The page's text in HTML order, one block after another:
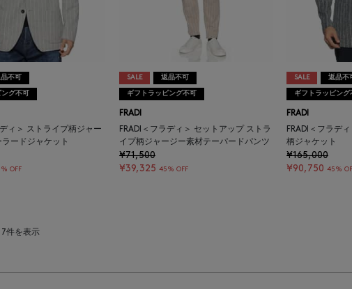
不可
グ不可
ィ＞ ストライプ柄ジャー
ードジャケット
OFF
SALE 返品不可
ギフトラッピング不可
FRADI
FRADI＜フラディ＞ セットアップ ストラ
イプ柄ジャージー素材テーパードパンツ
¥71,500
¥39,325 45% OFF
SALE 返品不
ギフトラッピング
FRADI
FRADI＜フラデ
柄ジャケット
¥165,000
¥90,750 45%
7件を表示